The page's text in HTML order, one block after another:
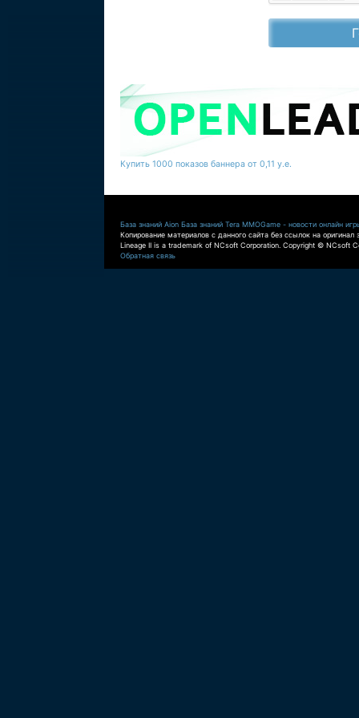
Купить 1000 показов баннера от 0,11 у.е.
База знаний Aion База знаний Tera MMOGame - новости онлайн
Копирование материалов с данного сайта без ссылок на оригинал
Lineage II is a trademark of NCsoft Corporation. Copyright © NCsoft
Обратная связь